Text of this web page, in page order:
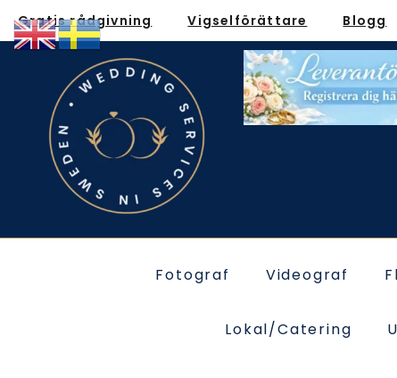
Gratis rådgivning Vigselförättare Blogg
Fotograf Videograf
Lokal/Catering